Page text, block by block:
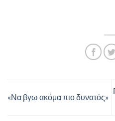
«Να βγω ακόμα πιο δυνατός»